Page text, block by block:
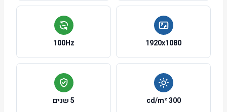
1920x1080
100Hz
300 cd/m² 5 שנים